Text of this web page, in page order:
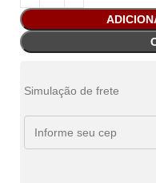
Simulação de frete